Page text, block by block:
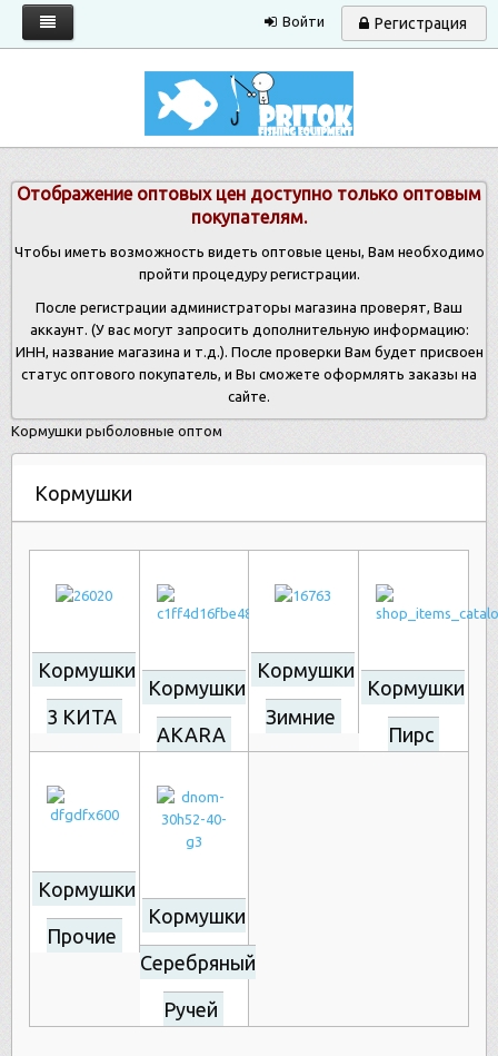
Войти Регистрация
Отображение оптовых цен доступно только оптовым
покупателям.
Чтобы иметь возможность видеть оптовые цены, Вам необходимо
пройти процедуру регистрации.
После регистрации администраторы магазина проверят, Ваш
аккаунт. (У вас могут запросить дополнительную информацию:
ИНН, название магазина и т.д.). После проверки Вам будет присвоен
статус оптового покупатель, и Вы сможете оформлять заказы на
сайте.
Кормушки рыболовные оптом
Кормушки
Кормушки
3 КИТА
Кормушки
AKARA
Кормушки
Зимние
Кормушки
Пирс
Кормушки
Прочие
Кормушки
Серебряный
Ручей
Запрос прайса
Условия работы
Новости